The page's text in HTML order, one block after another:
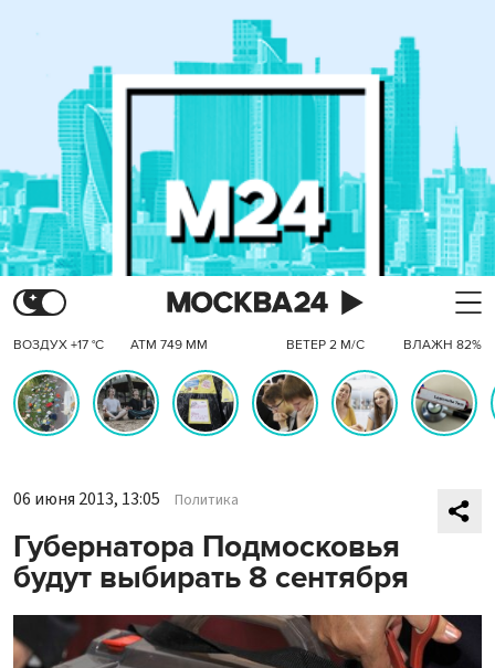
ВОЗДУХ +17 °C АТМ 749 ММ ВЕТЕР 2 М/С ВЛАЖН 82%
06 июня 2013, 13:05 Политика
Губернатора Подмосковья
будут выбирать 8 сентября